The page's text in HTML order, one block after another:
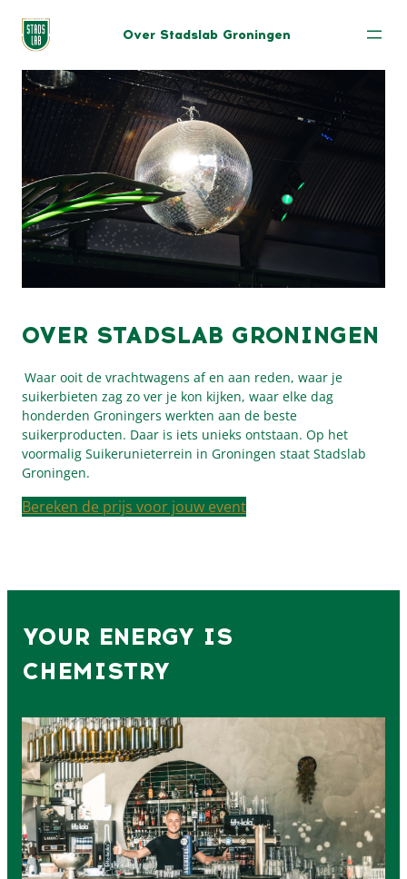
Over Stadslab Groningen
OVER STADSLAB GRONINGEN
Waar ooit de vrachtwagens af en aan reden, waar je
suikerbieten zag zo ver je kon kijken, waar elke dag
honderden Groningers werkten aan de beste
suikerproducten. Daar is iets unieks ontstaan. Op het
voormalig Suikerunieterrein in Groningen staat Stadslab
Groningen.
Bereken de prijs voor jouw event
YOUR ENERGY IS
CHEMISTRY